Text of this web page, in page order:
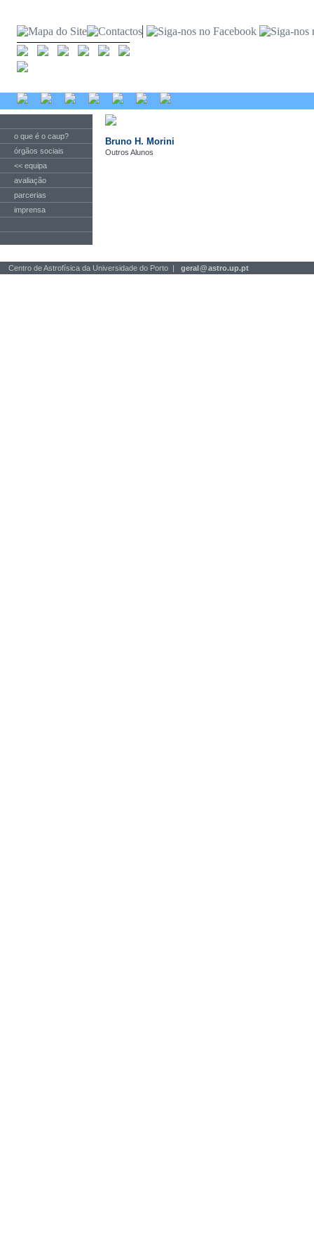
o que é o caup?
órgãos sociais
<< equipa
avaliação
parcerias
imprensa
Bruno H. Morini
Outros Alunos
Centro de Astrofísica da Universidade do Porto | geral@astro.up.pt